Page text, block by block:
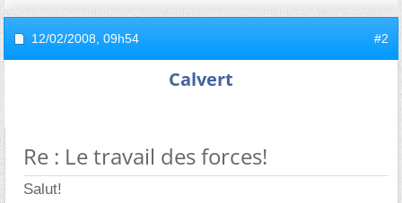
12/02/2008, 09h54 #2
Calvert
Re : Le travail des forces!
Salut!